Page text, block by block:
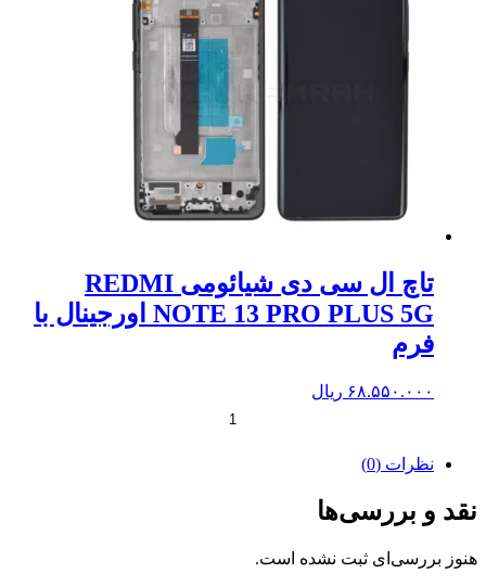
تاچ ال سی دی شیائومی REDMI
NOTE 13 PRO PLUS 5G اورجینال با
فرم
۶۸.۵۵۰.۰۰۰ ریال
+
نظرات (0)
و بررسی‌ها
بررسی‌ای ثبت نشده است.